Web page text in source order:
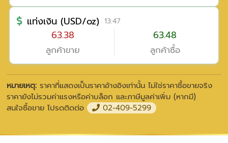
แท่งเงิน (USD/oz) 13:47
63.38
ลูกค้าขาย
63.48
ลูกค้าซื้อ
หมายเหตุ:ราคาที่แสดงเป็นราคาอ้างอิงเท่านั้น ไม่ใช่ราคาซื้อขายจริง
ราคายังไม่รวมค่าแรงหรือค่าบล็อก และภาษีมูลค่าเพิ่ม (หากมี)
สนใจซื้อขาย โปรดติดต่อ
02-409-5299